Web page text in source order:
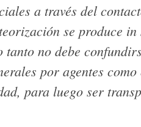
a través del
se produce
no debe
por agentes
para luego ser